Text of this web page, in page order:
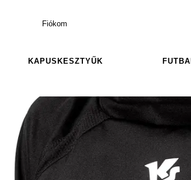
Fiókom
KAPUSKESZTYŰK